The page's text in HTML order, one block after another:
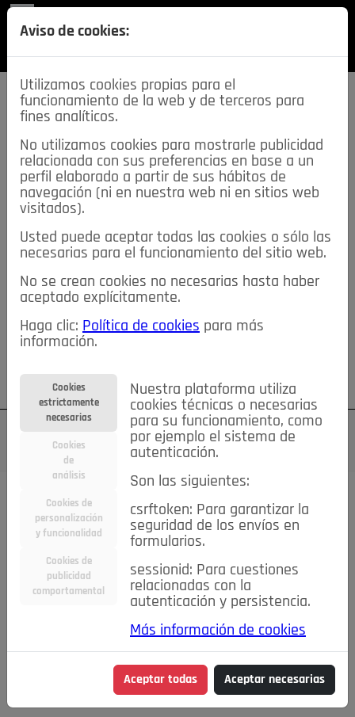
SECCIONES
descarga esta
REVISTA
≡NOTICIAS
NOTICIAS SERVICIOS DE INTERÉS
TABLÓN DE ANUNCIOS MIS ANUNCIOS CONTACTO
NOSOTROS
Su cuenta Regístrese ¿Olvidó su contraseña?
TODAS Deporte Bicicletas Deportes y Ocio
Electrodomésticos
Niños y Bebés Inmobiliaria Construcción y Reformas
Moda Accesorios Ropa Motor
Motor y Accesorios Motos Ocio
Cine, Libros y Música Coleccionismo
Aviso de cookies:
Utilizamos cookies propias para el
funcionamiento de la web y de terceros para
fines analíticos.
No utilizamos cookies para mostrarle publicidad
relacionada con sus preferencias en base a un
perfil elaborado a partir de sus hábitos de
navegación (ni en nuestra web ni en sitios web
visitados).
Usted puede aceptar todas las cookies o sólo las
necesarias para el funcionamiento del sitio web.
No se crean cookies no necesarias hasta haber
aceptado explícitamente.
Haga clic: Política de cookies para más
información.
Cookies
estrictamente
necesarias
Cookies
de
análisis
Cookies de
personalización
y funcionalidad
Cookies de
publicidad
comportamental
Nuestra plataforma utiliza
cookies técnicas o necesarias
para su funcionamiento, como
por ejemplo el sistema de
autenticación.
Son las siguientes:
csrftoken: Para garantizar la
seguridad de los envíos en
formularios.
sessionid: Para cuestiones
relacionadas con la
autenticación y persistencia.
Más información de cookies
Aceptar todas Aceptar necesarias